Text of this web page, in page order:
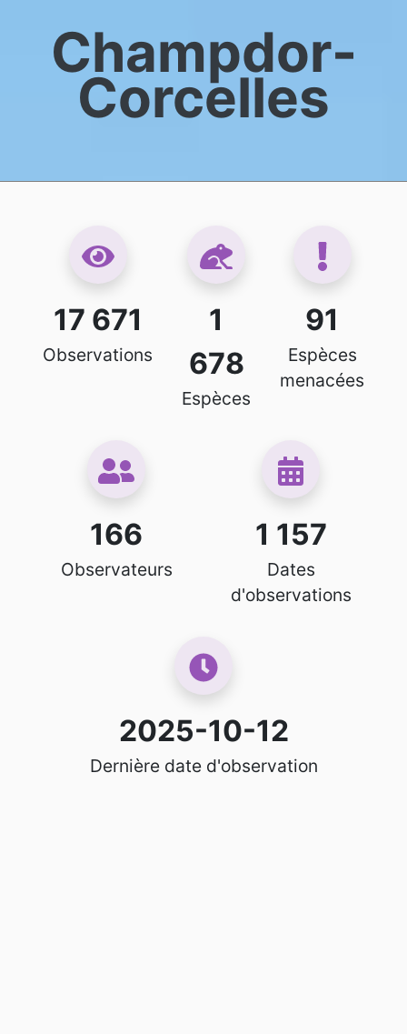
Champdor-
Corcelles
17 671
Observations
1
678
Espèces
91
Espèces
menacées
166
Observateurs
1 157
Dates
d'observations
2025-10-12
Dernière date d'observation